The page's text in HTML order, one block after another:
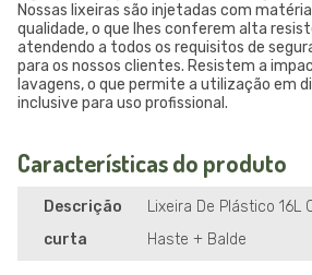
Nossas lixeiras são injetadas com
qualidade, o que lhes conferem alta
atendendo a todos os requisitos de
para os nossos clientes. Resistem a
lavagens, o que permite a utilização em
inclusive para uso profissional.
Características do produto
Descrição
curta
Lixeira De Plástico 16L
Haste + Balde